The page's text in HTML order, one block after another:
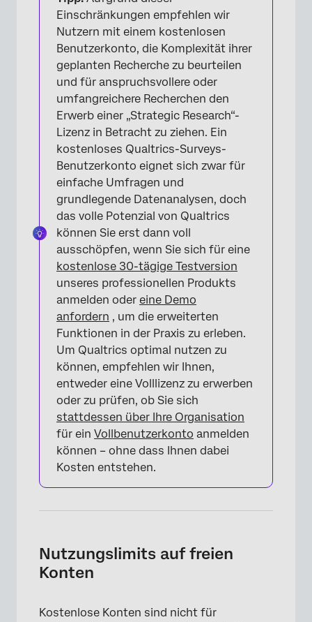
Einschränkungen empfehlen wir
Nutzern mit einem kostenlosen
Benutzerkonto, die Komplexität ihrer
geplanten Recherche zu beurteilen
und für anspruchsvollere oder
umfangreichere Recherchen den
Erwerb einer „Strategic Research“-
Lizenz in Betracht zu ziehen. Ein
kostenloses Qualtrics-Surveys-
Benutzerkonto eignet sich zwar für
einfache Umfragen und
grundlegende Datenanalysen, doch
das volle Potenzial von Qualtrics
können Sie erst dann voll
ausschöpfen, wenn Sie sich für eine
kostenlose 30-tägige Testversion
unseres professionellen Produkts
anmelden oder eine Demo
anfordern , um die erweiterten
Funktionen in der Praxis zu erleben.
Um Qualtrics optimal nutzen zu
können, empfehlen wir Ihnen,
entweder eine Volllizenz zu erwerben
oder zu prüfen, ob Sie sich
stattdessen über Ihre Organisation
für ein Vollbenutzerkonto anmelden
können – ohne dass Ihnen dabei
Kosten entstehen.
Nutzungslimits auf freien
Konten
Kostenlose Konten sind nicht für